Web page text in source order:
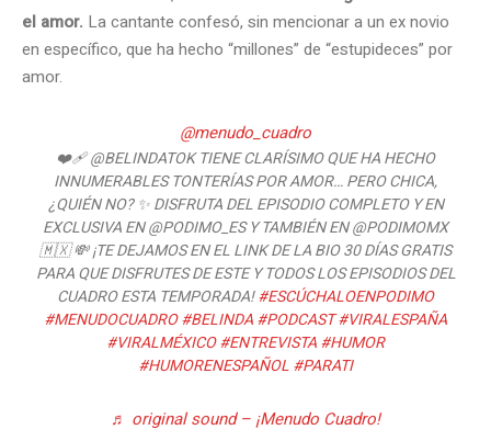
el amor. La cantante confesó, sin mencionar a un ex novio
en específico, que ha hecho “millones” de “estupideces” por
amor.
@menudo_cuadro
❤️‍🩹 @BELINDATOK TIENE CLARÍSIMO QUE HA HECHO
INNUMERABLES TONTERÍAS POR AMOR… PERO CHICA,
¿QUIÉN NO? ✨ DISFRUTA DEL EPISODIO COMPLETO Y EN
EXCLUSIVA EN @PODIMO_ES Y TAMBIÉN EN @PODIMOMX
🇲🇽 💸 ¡TE DEJAMOS EN EL LINK DE LA BIO 30 DÍAS GRATIS
PARA QUE DISFRUTES DE ESTE Y TODOS LOS EPISODIOS DEL
CUADRO ESTA TEMPORADA!#ESCÚCHALOENPODIMO
#MENUDOCUADRO#BELINDA#PODCAST#VIRALESPAÑA
#VIRALMÉXICO#ENTREVISTA#HUMOR
#HUMORENESPAÑOL#PARATI
♬ original sound – ¡Menudo Cuadro!